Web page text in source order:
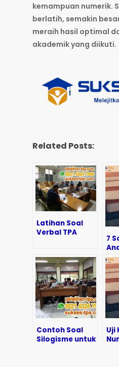
kemampuan numerik.
berlatih, semakin
meraih hasil optimal
akademik yang diikuti.
Related Posts:
Latihan Soal
Verbal TPA
Persiapan
Seleksi
7
Contoh Soal
Silogisme untuk
Uji